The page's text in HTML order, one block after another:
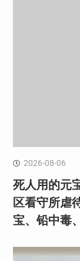
2026-08-06
死人用的元
区看守所虐
宝、铅中毒